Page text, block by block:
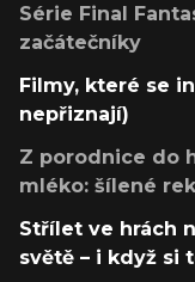
Série Final
začátečníky
Filmy, které se
nepřiznají)
Z porodnice do
mléko: šílené
Střílet ve hrách
světě – i když si